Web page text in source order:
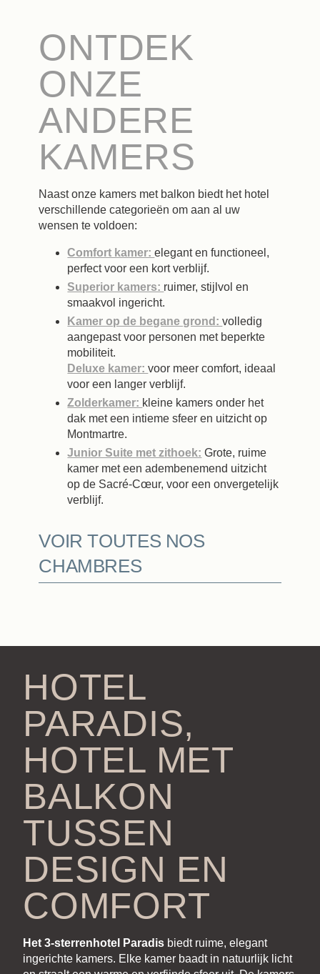
ONTDEK
ONZE
ANDERE
KAMERS
Naast onze kamers met balkon biedt het hotel
verschillende categorieën om aan al uw
wensen te voldoen:
Comfort kamer:elegant en functioneel,
perfect voor een kort verblijf.
Superior kamers: ruimer, stijlvol en
smaakvol ingericht.
Kamer op de begane grond:volledig
aangepast voor personen met beperkte
mobiliteit.
Deluxe kamer:voor meer comfort, ideaal
voor een langer verblijf.
Zolderkamer: kleine kamers onder het
dak met een intieme sfeer en uitzicht op
Montmartre.
Junior Suite met zithoek: Grote, ruime
kamer met een adembenemend uitzicht
op de Sacré-Cœur, voor een onvergetelijk
verblijf.
VOIR TOUTES NOS
CHAMBRES
HOTEL
PARADIS,
HOTEL MET
BALKON
TUSSEN
DESIGN EN
COMFORT
Het 3-sterrenhotel Paradis biedt ruime, elegant
ingerichte kamers. Elke kamer baadt in natuurlijk licht